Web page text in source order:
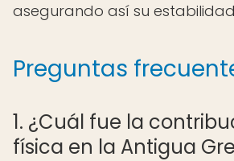
asegurando así su
Preguntas
1. ¿Cuál fue la
física en la Antigua